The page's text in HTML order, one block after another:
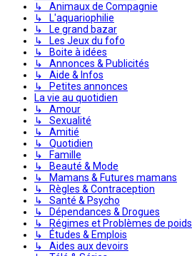
↳ Animaux de Compagnie
↳ L'aquariophilie
↳ Le grand bazar
↳ Les Jeux du fofo
↳ Boite à idées
↳ Annonces & Publicités
↳ Aide & Infos
↳ Petites annonces
La vie au quotidien
↳ Amour
↳ Sexualité
↳ Amitié
↳ Quotidien
↳ Famille
↳ Beauté & Mode
↳ Mamans & Futures mamans
↳ Règles & Contraception
↳ Santé & Psycho
↳ Dépendances & Drogues
↳ Régimes et Problèmes de poids
↳ Études & Emplois
↳ Aides aux devoirs